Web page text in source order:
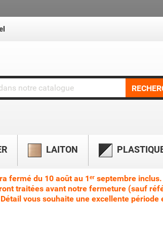
LAITON
fermé du 10 août au 1ᵉʳ septembre inclus.
traitées avant notre fermeture (sauf
vous souhaite une excellente période